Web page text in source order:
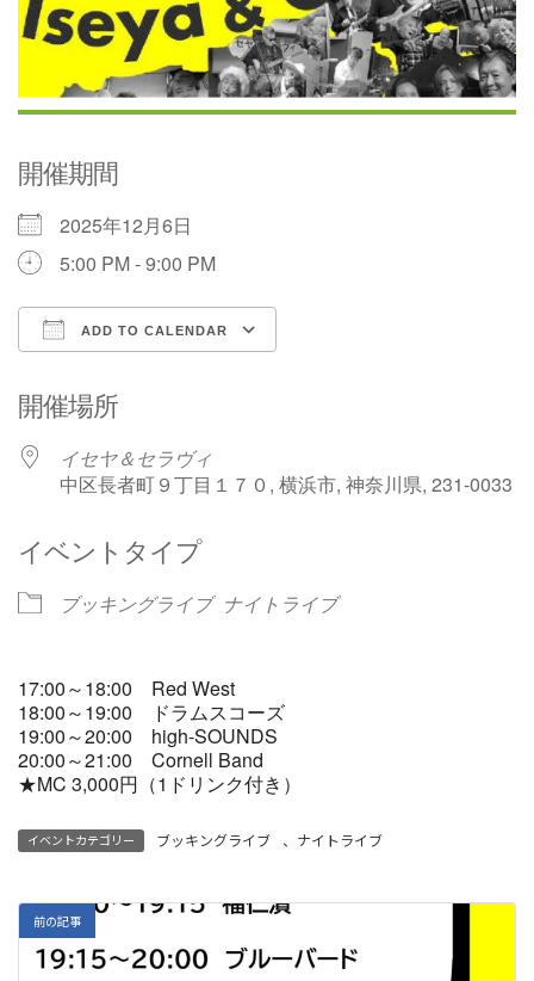
開催期間
2025年12月6日
5:00 PM - 9:00 PM
ADD TO CALENDAR
開催場所
イセヤ＆セラヴィ
中区長者町９丁目１７０, 横浜市, 神奈川県, 231-0033
イベントタイプ
ブッキングライブ ナイトライブ
17:00～18:00 Red West
18:00～19:00 ドラムスコーズ
19:00～20:00 high-SOUNDS
20:00～21:00 Cornell Band
★MC 3,000円（1ドリンク付き）
イベントカテゴリー ブッキングライブ 、 ナイトライブ
前の記事